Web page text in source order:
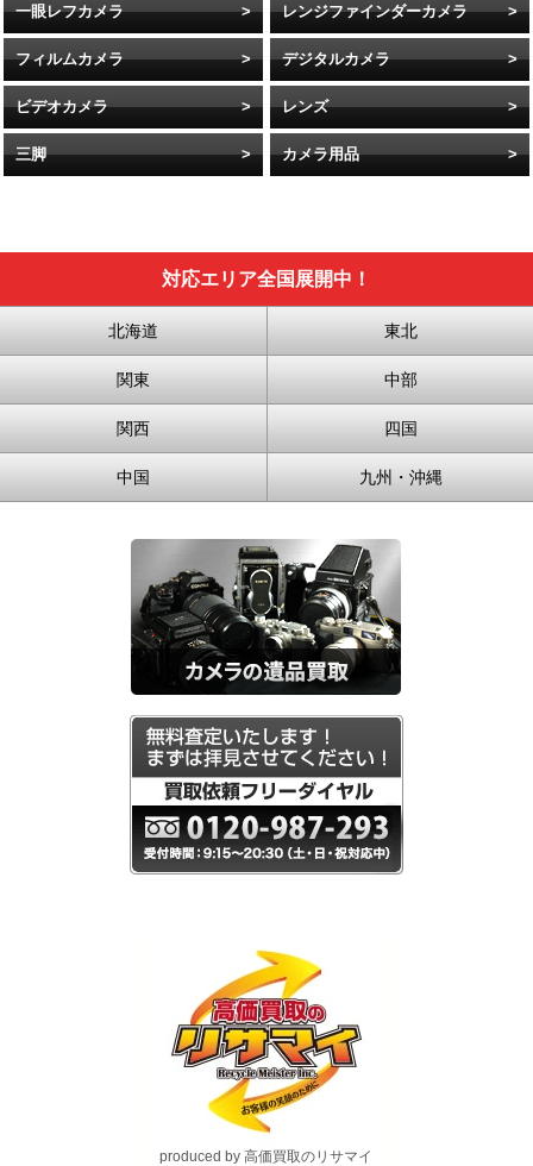
一眼レフカメラ レンジファインダーカメラ
フィルムカメラ デジタルカメラ
ビデオカメラ レンズ
三脚 カメラ用品
対応エリア全国展開中！
北海道 東北
関東 中部
関西 四国
中国 九州・沖縄
produced by 高価買取のリサマイ